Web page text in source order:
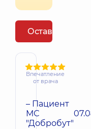
Оставить отзыв
Впечатление
от врача
– Пациент
МС
"Добробут"